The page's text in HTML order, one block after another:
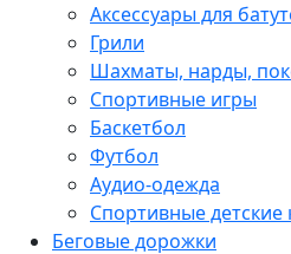
Аксессуары для
Грили
Шахматы, нарды,
Спортивные игры
Баскетбол
Футбол
Аудио-одежда
Спортивные
Беговые дорожки